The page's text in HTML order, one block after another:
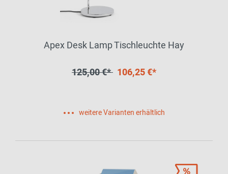
Apex Desk Lamp Tischleuchte Hay
125,00 €* 106,25 €*
weitere Varianten erhältlich